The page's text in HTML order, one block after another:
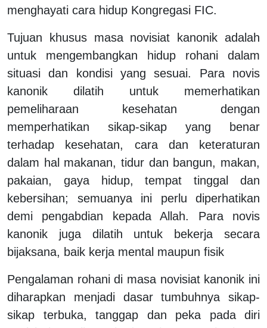
menghayati cara hidup Kongregasi FIC.
Tujuan khususmasa novisiat kanonik adalah
untuk mengembangkan hidup
rohani dalam
situasi dan kondisi yang sesuai. Para novis
kanonik dilatih untuk memerhatikan
pemeliharaan kesehatan dengan
memperhatikan sikap-sikap yang benar
terhadap kesehatan, cara dan keteraturan
dalam hal makanan, tidur dan bangun, makan,
pakaian, gaya hidup, tempat tinggal dan
kebersihan; semuanya ini perlu diperhatikan
demi pengabdian kepada Allah. Para novis
kanonik juga dilatih untuk bekerja secara
bijaksana, baik kerja mental maupun fisik
Pengalaman rohanidi masa novisiat kanonik ini
diharapkan menjadi dasar tumbuhnya sikap-
sikap terbuka, tanggap dan peka pada diri